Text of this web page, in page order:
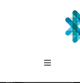
Toggle